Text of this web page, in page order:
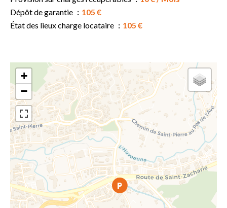
Dépôt de garantie
105 €
État des lieux charge locataire
105 €
+
−